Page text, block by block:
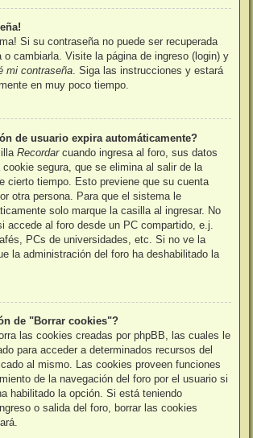
Si su contraseña no puede ser recuperada
o cambiarla. Visite la página de ingreso (login) y
mi contraseña . Siga las instrucciones y estará
en muy poco tiempo.
de usuario expira automáticamente?
Recordarcuando ingresa al foro, sus datos
cookie segura, que se elimina al salir de la
cierto tiempo. Esto previene que su cuenta
otra persona. Para que el sistema le
solo marque la casilla al ingresar. No
accede al foro desde un PC compartido, e.j.
PCs de universidades, etc. Si no ve la
la administración del foro ha deshabilitado la
de "Borrar cookies"?
las cookies creadas por phpBB, las cuales le
para acceder a determinados recursos del
al mismo. Las cookies proveen funciones
de la navegación del foro por el usuario si
habilitado la opción. Si está teniendo
o salida del foro, borrar las cookies